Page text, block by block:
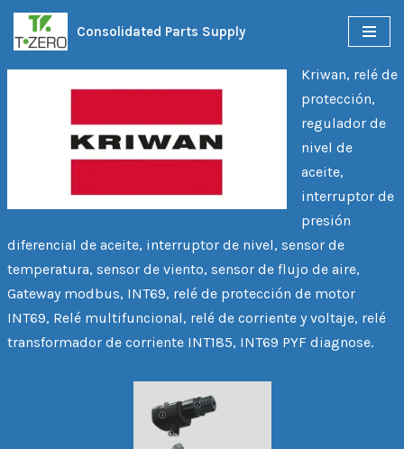
Skip
to
Consolidated Parts Supply
KRIWAN
Kriwan, relé de
protección,
regulador de
nivel de
aceite,
interruptor de
presión
diferencial de aceite, interruptor de nivel, sensor de
temperatura, sensor de viento, sensor de flujo de aire,
Gateway modbus, INT69, relé de protección de motor
INT69, Relé multifuncional, relé de corriente y voltaje, relé
transformador de corriente INT185, INT69 PYF diagnose.